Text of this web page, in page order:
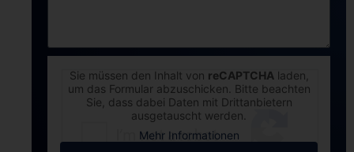
Sie müssen den Inhalt von reCAPTCHA laden,
um das Formular abzuschicken. Bitte beachten
Sie, dass dabei Daten mit Drittanbietern
ausgetauscht werden.
Mehr Informationen